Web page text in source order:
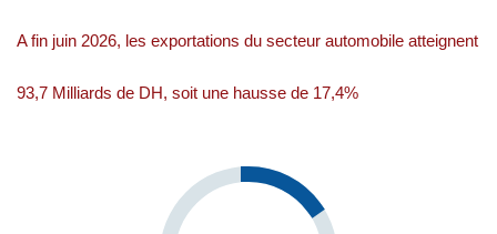
A fin juin 2026, les exportations du secteur automobile atteignent
93,7 Milliards de DH, soit une hausse de 17,4%